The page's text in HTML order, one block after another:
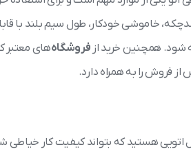
شود. همچنین خرید از فروشگاه
فروش را به همراه دارد.
اتویی هستید که بتواند کیفیت کار خیاطی